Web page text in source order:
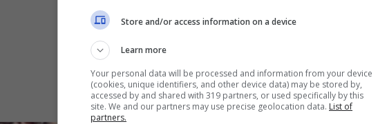
Store and/or access information on a device
Learn more
Your personal data will be processed and information from your device
(cookies, unique identifiers, and other device data) may be stored by,
accessed by and shared with 319 partners, or used specifically by this
site. We and our partners may use precise geolocation data. List of
partners.